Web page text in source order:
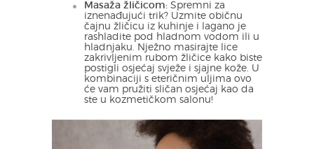
Masaža žličicom: Spremni za
iznenađujući trik? Uzmite običnu
čajnu žličicu iz kuhinje i lagano je
rashladite pod hladnom vodom ili u
hladnjaku. Nježno masirajte lice
zakrivljenim rubom žličice kako biste
postigli osjećaj svježe i sjajne kože. U
kombinaciji s eteričnim uljima ovo
će vam pružiti sličan osjećaj kao da
ste u kozmetičkom salonu!